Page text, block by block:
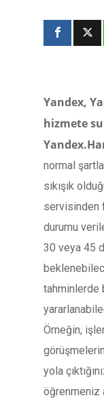
Yandex,
hizmete
normal
sıkışık
servisinden
durumu
30 veya 45
tahminlerde
Örneğin,
yola
öğrenmeniz